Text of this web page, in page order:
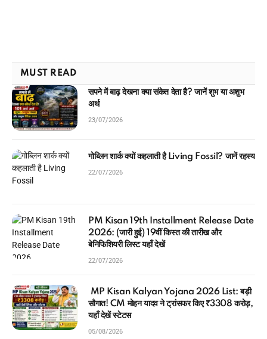
MUST READ
सपने में बाढ़ देखना क्या संकेत देता है? जानें शुभ या अशुभ
अर्थ
23/07/2026
गोब्लिन शार्क क्यों कहलाती है Living Fossil? जानें रहस्य
22/07/2026
PM Kisan 19th Installment Release Date
2026: (जारी हुई) 19वीं किस्त की तारीख और
बेनिफिशियरी लिस्ट यहाँ देखें
22/07/2026
MP Kisan Kalyan Yojana 2026 List: बड़ी
सौगात! CM मोहन यादव ने ट्रांसफर किए ₹3308 करोड़,
यहाँ देखें स्टेटस
05/08/2026